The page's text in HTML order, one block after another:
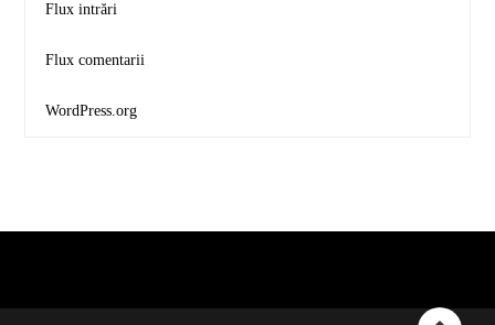
Flux intrări
Flux comentarii
WordPress.org